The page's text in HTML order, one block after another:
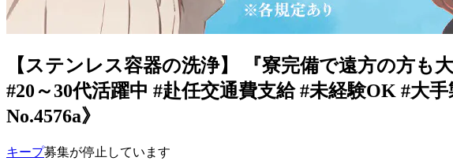
【ステンレス容器の洗浄】 『寮完備で遠方の方
#20～30代活躍中 #赴任交通費支給 #未経験OK #大
No.4576a》
キープ募集が停止しています